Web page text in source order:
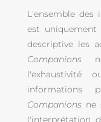
L'ensemble
est
descriptive les
Companionsne
l'exhaustivité
informations
Companionsne
l'interprétation,